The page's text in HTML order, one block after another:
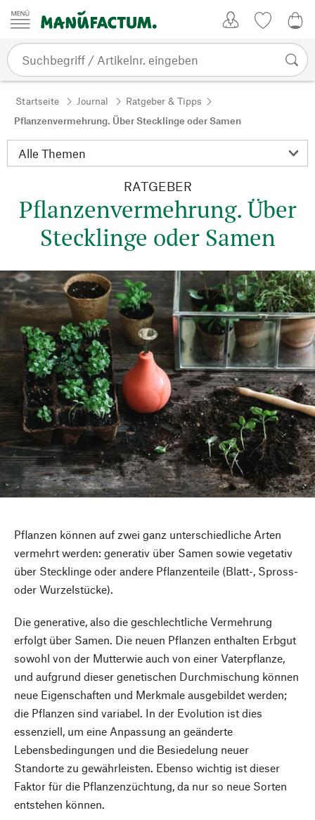
Zum Inhalt springen
Startseite Journal
Ratgeber & Tipps
Pflanzenvermehrung. Über Stecklinge oder Samen
RATGEBER
Pflanzenvermehrung. Über
Stecklinge oder Samen
Pflanzen können auf zwei ganz unterschiedliche Arten
vermehrt werden: generativ über Samen sowie vegetativ
über Stecklinge oder andere Pflanzenteile (Blatt-, Spross-
oder Wurzelstücke).
Die generative, also die geschlechtliche Vermehrung
erfolgt über Samen. Die neuen Pflanzen enthalten Erbgut
sowohl von der Mutterwie auch von einer Vaterpflanze,
und aufgrund dieser genetischen Durchmischung können
neue Eigenschaften und Merkmale ausgebildet werden;
die Pflanzen sind variabel. In der Evolution ist dies
essenziell, um eine Anpassung an geänderte
Lebensbedingungen und die Besiedelung neuer
Standorte zu gewährleisten. Ebenso wichtig ist dieser
Faktor für die Pflanzenzüchtung, da nur so neue Sorten
entstehen können.